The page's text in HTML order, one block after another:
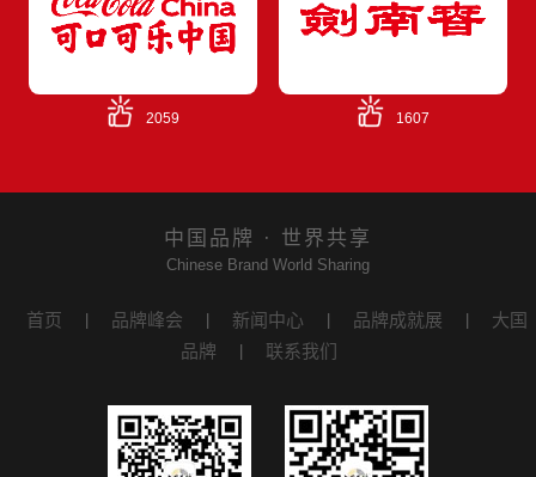
2059 1607
中国品牌 · 世界共享
Chinese Brand World Sharing
首页 品牌峰会 新闻中心 品牌成就展
大国
品牌
联系我们